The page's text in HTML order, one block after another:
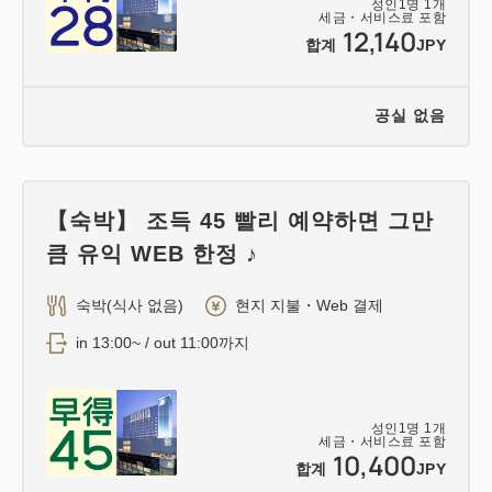
성인 1명 1개
세금・서비스료 포함
합계 12,140JPY
공실 없음
성인 1명 1개
세금・서비스료 포함
합계 10,400JPY
【숙박】 조득 45 빨리 예약하면 그만
큼 유익 WEB 한정 ♪
숙박(식사 없음) 현지 지불・Web 결제
in 13:00~ / out 11:00까지